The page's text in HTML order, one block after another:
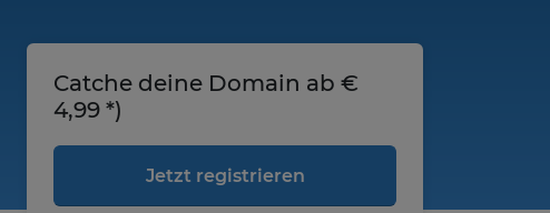
Catche deine Domain ab €
4,99 *)
Jetzt registrieren